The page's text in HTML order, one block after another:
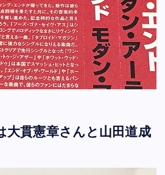
大貫憲章さんと山田道成